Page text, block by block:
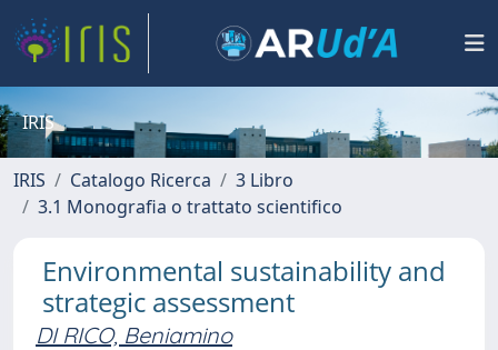
IRIS
IRIS Catalogo Ricerca
3 Libro
3.1 Monografia o trattato scientifico
Environmental sustainability and
strategic assessment
DI RICO, Beniamino